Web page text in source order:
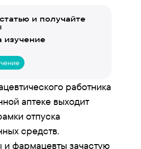
и получайте
изучение
работника
аптеке выходит
отпуска
средств.
фармацевты зачастую